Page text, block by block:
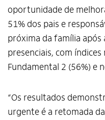
oportunidade de
51% dos pais e
próxima da família após
presenciais, com
Fundamental 2 (56%) e
“Os resultados
urgente é a retomada